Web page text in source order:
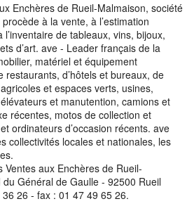
Enchères de Rueil-Malmaison, société
à la vente, à l’estimation
l’inventaire de tableaux, vins, bijoux,
d’art. ave - Leader français de la
matériel et équipement
restaurants, d’hôtels et bureaux, de
et espaces verts, usines,
et manutention, camions et
récentes, motos de collection et
ordinateurs d’occasion récents. ave
collectivités locales et nationales, les
aux Enchères de Rueil-
Général de Gaulle - 92500 Rueil
26 - fax : 01 47 49 65 26.